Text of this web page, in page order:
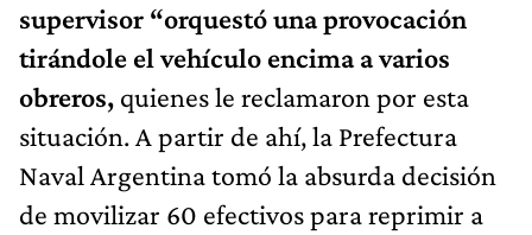
supervisor “orquestó una provocación
tirándole el vehículo encima a varios
obreros, quienes le reclamaron por esta
situación. A partir de ahí, la Prefectura
Naval Argentina tomó la absurda decisión
de movilizar 60 efectivos para reprimir a